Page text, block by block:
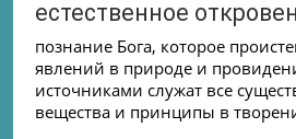
естественное
познание Бога, которое
явлений в природе и
источниками служат все
вещества и принципы в